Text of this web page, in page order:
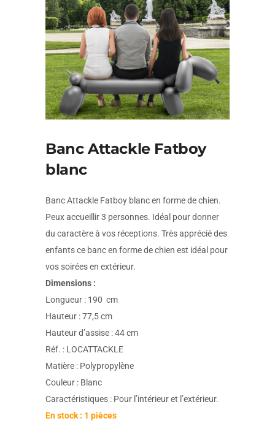
Banc Attackle Fatboy
blanc
Banc Attackle Fatboy blanc en forme de chien.
Peux accueillir 3 personnes. Idéal pour donner
du caractère à vos réceptions. Très apprécié des
enfants ce banc en forme de chien est idéal pour
vos soirées en extérieur.
Dimensions :
Longueur : 190 cm
Hauteur : 77,5 cm
Hauteur d’assise : 44 cm
Réf. : LOCATTACKLE
Matière : Polypropylène
Couleur : Blanc
Caractéristiques : Pour l’intérieur et l’extérieur.
En stock : 1 pièces